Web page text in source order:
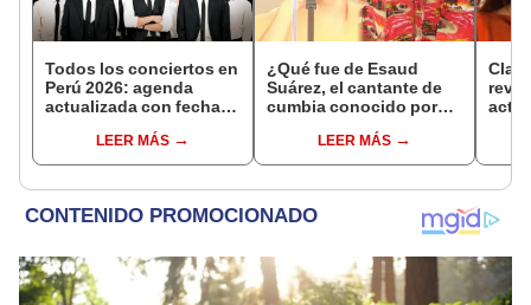
Todos los conciertos en
Perú 2026: agenda
actualizada con fechas,
LEER MÁS
¿Qué fue de Esaud
Suárez, el cantante de
cumbia conocido por
payaso', 'Historia de
amor' y 'Un hombre no
LEER MÁS